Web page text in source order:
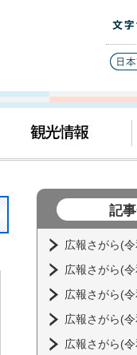
記
広報さがら(
広報さがら(
広報さがら(
広報さがら(
広報さがら(